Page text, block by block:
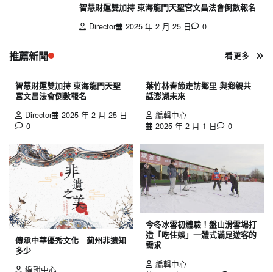
智慧財運雙加持 東海龍門天聖宮文昌法會倒數報名
Director
2025 年 2 月 25 日 0
推薦新聞 看更多
智慧財運雙加持 東海龍門天聖
宮文昌法會倒數報名
Director
2025 年 2 月 25 日
0
葉竹林春節走訪鄉里 與鄉親共
話澎湖未來
編輯中心
2025 年 2 月 1 日
0
傳承中華優秀文化 薊州非遺知
多少
編輯中心
今冬冰雪初體驗！盤山滑雪場打
造「吃住娛」一體式滿足遊客的
需求
編輯中心